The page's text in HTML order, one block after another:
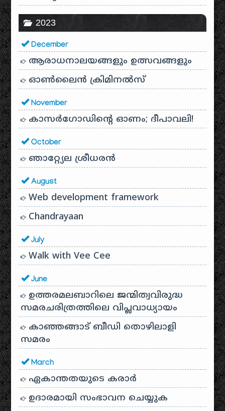
2023
December
ആരാധനാലയങ്ങളും ഉത്സവങ്ങളും
ഓൺലൈൻ ക്രിമിനൽസ്
November
കാസർഗോഡിൻ്റെ ഓണം; ദീപാവലി!
October
ഞാറ്റ്യേല ശ്രീധരൻ
August
Web development framework
Chandrayaan
July
Walk with Vee Cee
June
ഉത്തരമലബാറിലെ ജന്മിത്വവിരുദ്ധ
സമരചരിത്രത്തിലെ വിപ്ലവാധ്യായം
കാഞ്ഞങ്ങാട് ബീഡി തൊഴിലാളി
സമരം
March
ഏകാന്തതയുടെ കരാർ
ഉദാരമായി സംഭാവന ചെയ്യുക